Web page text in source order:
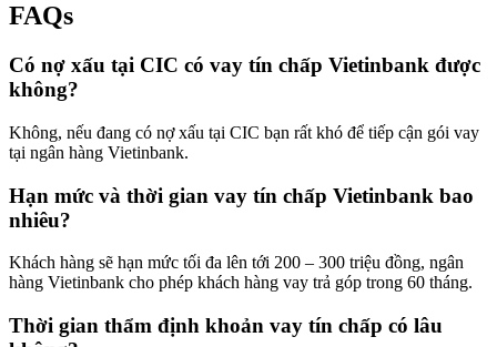
FAQs
Có nợ xấu tại CIC có vay tín chấp Vietinbank được
không?
Không, nếu đang có nợ xấu tại CIC bạn rất khó để tiếp cận gói vay
tại ngân hàng Vietinbank.
Hạn mức và thời gian vay tín chấp Vietinbank bao
nhiêu?
Khách hàng sẽ hạn mức tối đa lên tới 200 – 300 triệu đồng, ngân
hàng Vietinbank cho phép khách hàng vay trả góp trong 60 tháng.
Thời gian thẩm định khoản vay tín chấp có lâu